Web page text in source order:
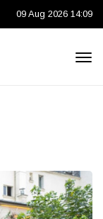
09 Aug 2026 14:09